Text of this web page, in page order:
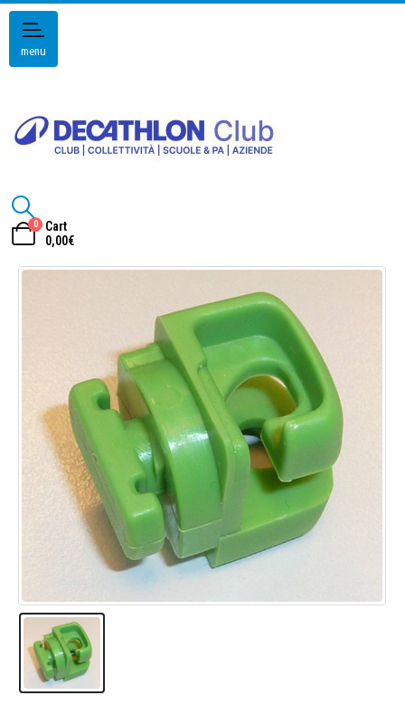
menu
0
Cart
0,00€